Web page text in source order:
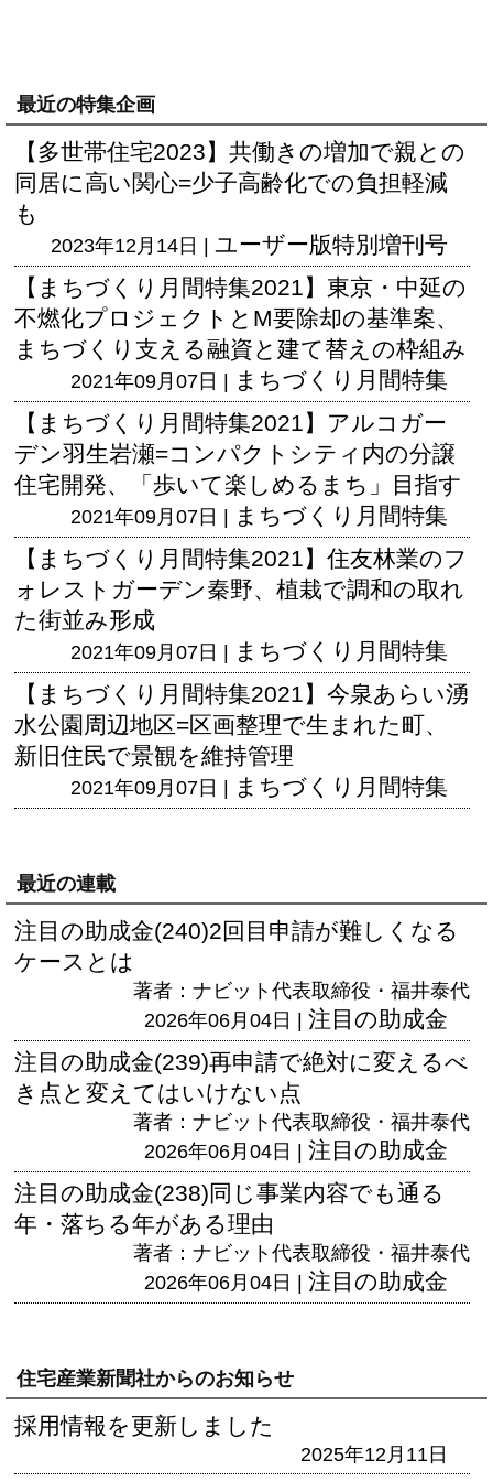
最近の特集企画
【多世帯住宅2023】共働きの増加で親との
同居に高い関心=少子高齢化での負担軽減
も
2023年12月14日 | ユーザー版特別増刊号
【まちづくり月間特集2021】東京・中延の
不燃化プロジェクトとM要除却の基準案、
まちづくり支える融資と建て替えの枠組み
2021年09月07日 | まちづくり月間特集
【まちづくり月間特集2021】アルコガー
デン羽生岩瀬=コンパクトシティ内の分譲
住宅開発、「歩いて楽しめるまち」目指す
2021年09月07日 | まちづくり月間特集
【まちづくり月間特集2021】住友林業のフ
ォレストガーデン秦野、植栽で調和の取れ
た街並み形成
2021年09月07日 | まちづくり月間特集
【まちづくり月間特集2021】今泉あらい湧
水公園周辺地区=区画整理で生まれた町、
新旧住民で景観を維持管理
2021年09月07日 | まちづくり月間特集
最近の連載
注目の助成金(240)2回目申請が難しくなる
ケースとは
著者：ナビット代表取締役・福井泰代
2026年06月04日 | 注目の助成金
注目の助成金(239)再申請で絶対に変えるべ
き点と変えてはいけない点
著者：ナビット代表取締役・福井泰代
2026年06月04日 | 注目の助成金
注目の助成金(238)同じ事業内容でも通る
年・落ちる年がある理由
著者：ナビット代表取締役・福井泰代
2026年06月04日 | 注目の助成金
住宅産業新聞社からのお知らせ
採用情報を更新しました
2025年12月11日